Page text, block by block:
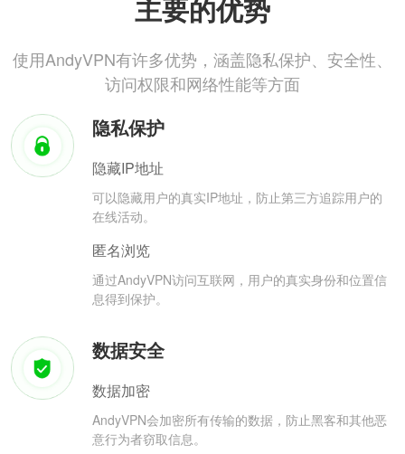
主要的优势
使用AndyVPN有许多优势，涵盖隐私保护、安全性、
访问权限和网络性能等方面
隐私保护
隐藏IP地址
可以隐藏用户的真实IP地址，防止第三方追踪用户的
在线活动。
匿名浏览
通过AndyVPN访问互联网，用户的真实身份和位置信
息得到保护。
数据安全
数据加密
AndyVPN会加密所有传输的数据，防止黑客和其他恶
意行为者窃取信息。